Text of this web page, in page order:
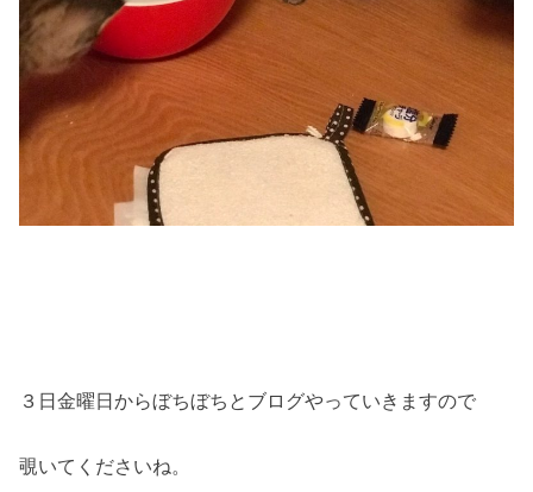
３日金曜日からぼちぼちとブログやっていきますので
覗いてくださいね。